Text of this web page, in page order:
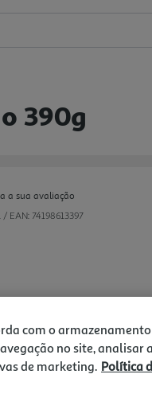
390g
a sua avaliação
/ EAN: 74198613397
€
+10% DESC. IMEDIATO
10% de desconto
marcas especialistas
com o
no site, analisar a
de marketing. Política